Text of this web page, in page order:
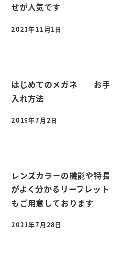
せが人気です
投稿日
2021年11月1日
はじめてのメガネ お手
入れ方法
投稿日
2019年7月2日
レンズカラーの機能や特長
がよく分かるリーフレット
もご用意しております
投稿日
2021年7月28日